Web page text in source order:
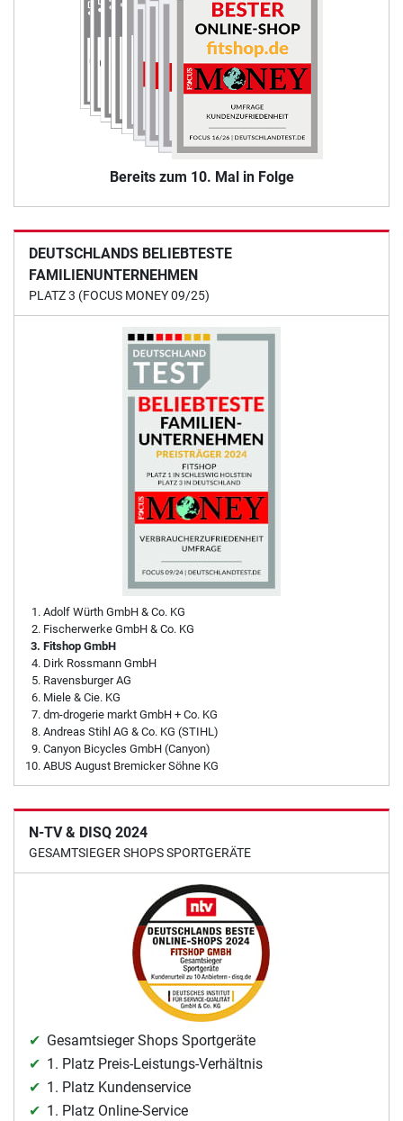
Bereits zum 10. Mal in Folge
DEUTSCHLANDS BELIEBTESTE
FAMILIENUNTERNEHMEN
PLATZ 3 (FOCUS MONEY 09/25)
Adolf Würth GmbH & Co. KG
Fischerwerke GmbH & Co. KG
Fitshop GmbH
Dirk Rossmann GmbH
Ravensburger AG
Miele & Cie. KG
dm-drogerie markt GmbH + Co. KG
Andreas Stihl AG & Co. KG (STIHL)
Canyon Bicycles GmbH (Canyon)
ABUS August Bremicker Söhne KG
N-TV & DISQ 2024
GESAMTSIEGER SHOPS SPORTGERÄTE
Gesamtsieger Shops Sportgeräte
1. Platz Preis-Leistungs-Verhältnis
1. Platz Kundenservice
1. Platz Online-Service